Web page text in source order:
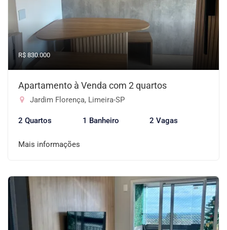
R$ 830.000
Apartamento à Venda com 2 quartos
Jardim Florença, Limeira-SP
2 Quartos 1 Banheiro 2 Vagas
Mais informações